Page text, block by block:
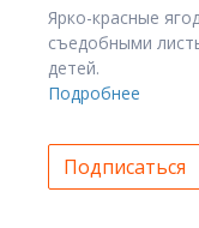
Ярко-красные
съедобными
детей.
Подробнее
Подписаться